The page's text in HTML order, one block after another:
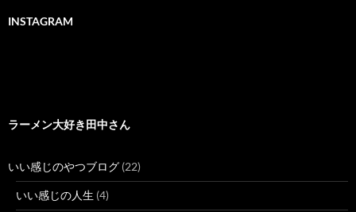
INSTAGRAM
ラーメン大好き田中さん
いい感じのやつブログ (22)
いい感じの人生 (4)